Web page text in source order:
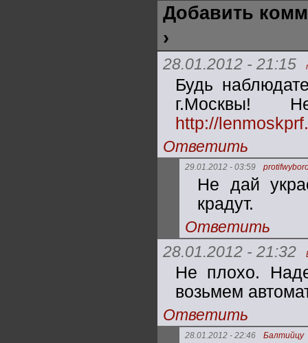
Добавить
›
28.01.2012 - 21:15
Будь
г.Москвы!
http://
Ответить
29.01.2012 - 03:59
Не дай
крадут.
Ответить
28.01.2012 - 21:32
Не плохо.
возьмем
Ответить
28.01.2012 - 22:46 Балтийцу